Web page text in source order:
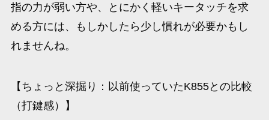
指の力が弱い方や、とにかく軽いキータッチを求
める方には、もしかしたら少し慣れが必要かもし
れませんね。
【ちょっと深掘り：以前使っていたK855との比較
（打鍵感）】